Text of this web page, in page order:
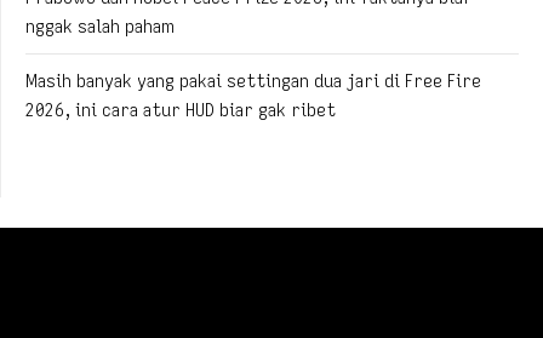
nggak salah paham
Masih banyak yang pakai settingan dua jari di Free Fire
2026, ini cara atur HUD biar gak ribet